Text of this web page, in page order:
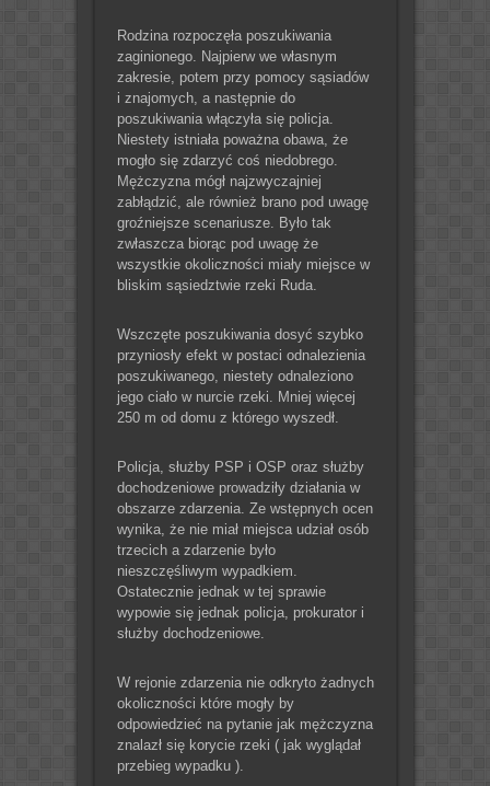
Rodzina rozpoczęła poszukiwania
zaginionego. Najpierw we własnym
zakresie, potem przy pomocy sąsiadów
i znajomych, a następnie do
poszukiwania włączyła się policja.
Niestety istniała poważna obawa, że
mogło się zdarzyć coś niedobrego.
Mężczyzna mógł najzwyczajniej
zabłądzić, ale również brano pod uwagę
groźniejsze scenariusze. Było tak
zwłaszcza biorąc pod uwagę że
wszystkie okoliczności miały miejsce w
bliskim sąsiedztwie rzeki Ruda.
Wszczęte poszukiwania dosyć szybko
przyniosły efekt w postaci odnalezienia
poszukiwanego, niestety odnaleziono
jego ciało w nurcie rzeki. Mniej więcej
250 m od domu z którego wyszedł.
Policja, służby PSP i OSP oraz służby
dochodzeniowe prowadziły działania w
obszarze zdarzenia. Ze wstępnych ocen
wynika, że nie miał miejsca udział osób
trzecich a zdarzenie było
nieszczęśliwym wypadkiem.
Ostatecznie jednak w tej sprawie
wypowie się jednak policja, prokurator i
służby dochodzeniowe.
W rejonie zdarzenia nie odkryto żadnych
okoliczności które mogły by
odpowiedzieć na pytanie jak mężczyzna
znalazł się korycie rzeki ( jak wyglądał
przebieg wypadku ).